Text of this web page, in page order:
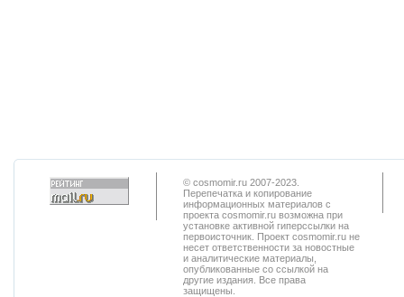
© cosmomir.ru 2007-2023.
Перепечатка и копирование
информационных материалов с
проекта cosmomir.ru возможна при
установке активной гиперссылки на
первоисточник. Проект cosmomir.ru не
несет ответственности за новостные
и аналитические материалы,
опубликованные со ссылкой на
другие издания. Все права
защищены.